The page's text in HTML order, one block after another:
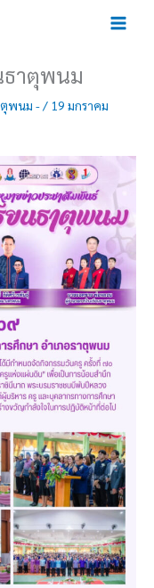
ธาตุพนม
ตุพนม -/ 19 มกราคม